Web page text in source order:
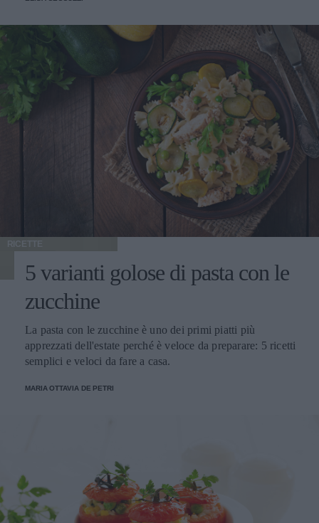
un paio di minuti e aggiungete le uova strapazzate. Zuppa
di farro e ceci Ingredienti 150 g di farro perlato 1 barattolo
di ceci 100 g di passata di pomodoro 1 cipolla, 1 carota, 1
costa di sedano 40 g di pancetta tesa olio extravergine di
oliva, sale e pepe Procedimento In una padella oliata fate
appassire un tritato di cipolla, sedano e carota,
aggiungendo pancetta frullata finché il grasso non si è
sciolto. Unite un bicchiere di passata di pomodoro e fate
insaporire per 5 minuti. Versate il farro e un litro di acqua
calda. Quando è quasi cotto aggiungete un barattolo di
ceci precotti, per metà interi e per metà passati. Mescolate
RICETTE
5 varianti golose di pasta con le
zucchine
La pasta con le zucchine è uno dei primi piatti più
apprezzati dell'estate perché è veloce da preparare: 5 ricetti
semplici e veloci da fare a casa.
MARIA OTTAVIA DE PETRI